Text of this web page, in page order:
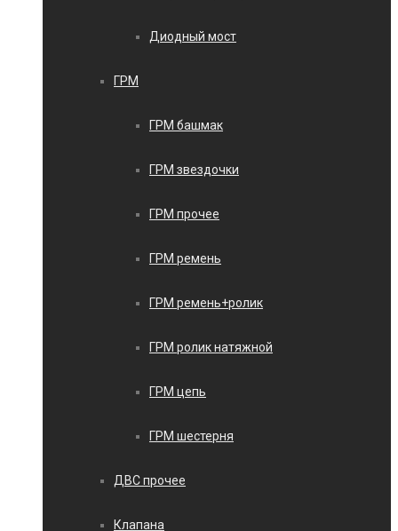
Диодный мост
ГРМ
ГРМ башмак
ГРМ звездочки
ГРМ прочее
ГРМ ремень
ГРМ ремень+ролик
ГРМ ролик натяжной
ГРМ цепь
ГРМ шестерня
ДВС прочее
Клапана